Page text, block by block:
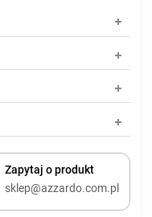
Zapytaj o produkt
sklep@azzardo.com.pl